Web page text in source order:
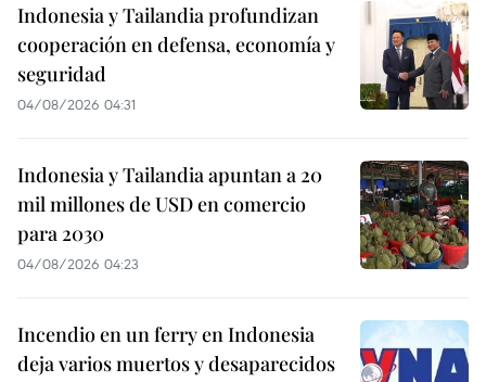
Indonesia y Tailandia profundizan
cooperación en defensa, economía y
seguridad
04/08/2026 04:31
Indonesia y Tailandia apuntan a 20
mil millones de USD en comercio
para 2030
04/08/2026 04:23
Incendio en un ferry en Indonesia
deja varios muertos y desaparecidos